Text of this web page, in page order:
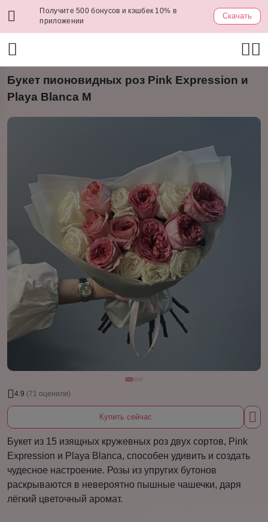
Получите 500 бонусов и кэшбек 10% в
приложении
Скачать
Букет пионовидных роз Pink Expression и
Playa Blanca М
4.9 (71 оценили)
Купить сейчас
Букет из 15 изящных кружевных роз двух сортов, Pink
Expression и Playa Blanca, способен удивить и создать
чудесное настроение. Розы из упругих бутонов
раскрываются в невероятно пышные чашечки, даря
лёгкий цветочный аромат.